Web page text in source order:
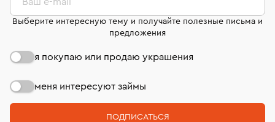
Выберите интересную тему и получайте полезные письма и
предложения
я покупаю или продаю украшения
меня интересуют займы
ПОДПИСАТЬСЯ